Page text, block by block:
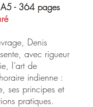
A5 - 364 pages
Denis
avec rigueur
l’art de
indienne :
ses principes et
pratiques.